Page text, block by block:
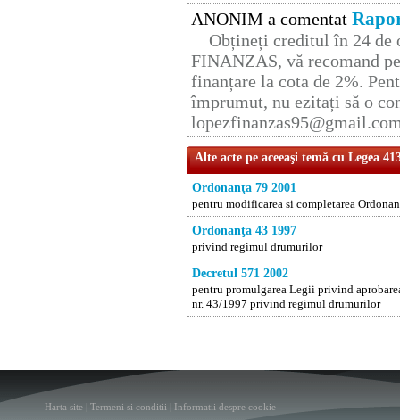
ANONIM a comentat
Obțineți creditul în 24 de
FINANZAS, vă recomand
finanțare la cota de 2%.
împrumut, nu ezitați să o
Alte acte pe aceeaşi temă cu Legea
Ordonanţa 79 2001
pentru modificarea si completarea
Ordonanţa 43 1997
privind regimul drumurilor
Decretul 571 2002
pentru promulgarea Legii privind
nr. 43/1997 privind regimul drumurilor
Harta site Termeni si conditii Informatii despre cookie